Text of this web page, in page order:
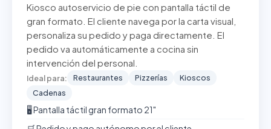
Kiosco autoservicio de pie con pantalla táctil de
gran formato. El cliente navega por la carta visual,
personaliza su pedido y paga directamente. El
pedido va automáticamente a cocina sin
intervención del personal.
Ideal para: Restaurantes Pizzerías
Kioscos
Cadenas
🖥️ Pantalla táctil gran formato 21"